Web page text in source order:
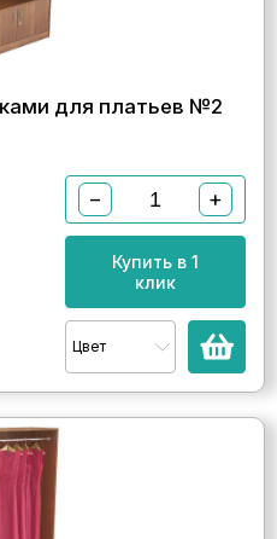
для платьев №2
− +
Купить в 1
клик
Цвет